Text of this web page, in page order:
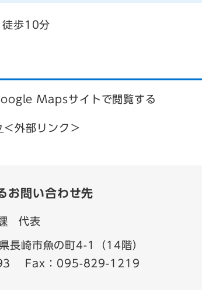
徒歩10分
Mapsサイトで閲覧する
＜外部リンク＞
お問い合わせ先
代表
長崎市魚の町4-1（14階）
Fax：095-829-1219